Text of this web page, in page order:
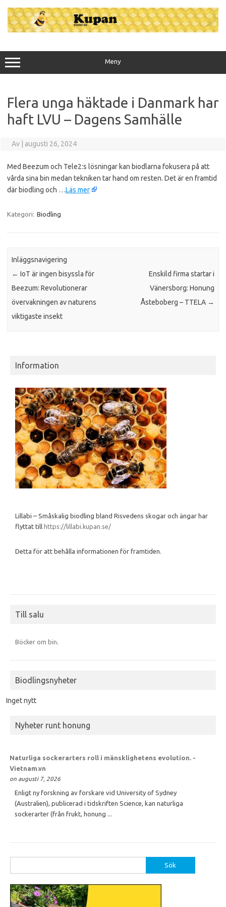
innehåll
Meny
Flera unga häktade i Danmark har
haft LVU – Dagens Samhälle
Av augusti 26, 2024
Med Beezum och Tele2:s lösningar kan biodlarna fokusera på att
vårda sina bin medan tekniken tar hand om resten. Det är en framtid
där biodling och …Läs mer
Kategori: Biodling
Inläggsnavigering
← IoT är ingen bisyssla för
Beezum: Revolutionerar
övervakningen av naturens
viktigaste insekt
Enskild firma startar i
Vänersborg: Honung
Åsteboberg – TTELA →
Information
Lillabi – Småskalig biodling bland Risvedens skogar och ängar har
flyttat till https://lillabi.kupan.se/
Detta för att behålla informationen för framtiden.
Till salu
Böcker om bin.
Biodlingsnyheter
Inget nytt
Nyheter runt honung
Naturliga sockerarters roll i mänsklighetens evolution. -
Vietnam.vn
on augusti 7, 2026
Enligt ny forskning av forskare vid University of Sydney
(Australien), publicerad i tidskriften Science, kan naturliga
sockerarter (från frukt, honung ...
efter: